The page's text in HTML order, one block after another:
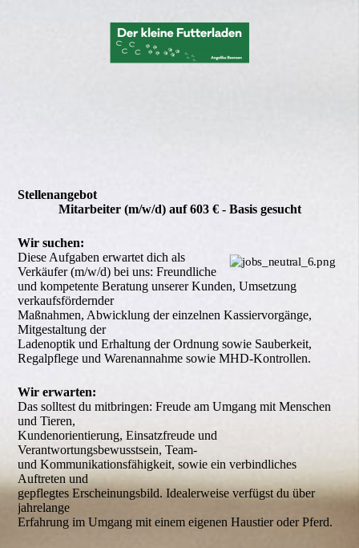
Stellenangebot
Mitarbeiter (m/w/d) auf 603 € - Basis gesucht
Wir suchen:
Diese Aufgaben erwartet dich als
Verkäufer (m/w/d) bei uns: Freundliche
und kompetente Beratung unserer Kunden, Umsetzung
verkaufsfördernder
Maßnahmen, Abwicklung der einzelnen Kassiervorgänge,
Mitgestaltung der
Ladenoptik und Erhaltung der Ordnung sowie Sauberkeit,
Regalpflege und Warenannahme sowie MHD-Kontrollen.
Wir erwarten:
Das solltest du mitbringen: Freude am Umgang mit Menschen
und Tieren,
Kundenorientierung, Einsatzfreude und
Verantwortungsbewusstsein, Team-
und Kommunikationsfähigkeit, sowie ein verbindliches
Auftreten und
gepflegtes Erscheinungsbild. Idealerweise verfügst du über
jahrelange
Erfahrung im Umgang mit einem eigenen Haustier oder Pferd.